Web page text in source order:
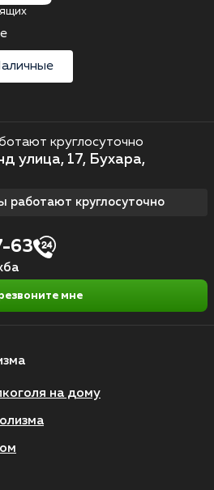
на дому
круглосуточно
улица, 17, Бухара,
работают круглосуточно
63
мне